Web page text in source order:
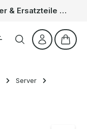
Sommer-Deal: 15% auf alle Server & Ersatzteile – Kein Code nötig, der Rabatt wird automatisch im Warenkorb abgezogen. Gültig vom 01.06. bis 31.08.
Server